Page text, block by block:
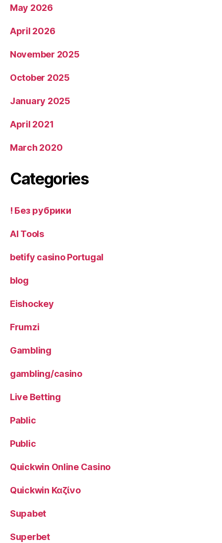
May 2026
April 2026
November 2025
October 2025
January 2025
April 2021
March 2020
Categories
! Без рубрики
AI Tools
betify casino Portugal
blog
Eishockey
Frumzi
Gambling
gambling/casino
Live Betting
Pablic
Public
Quickwin Online Casino
Quickwin Καζίνο
Supabet
Superbet